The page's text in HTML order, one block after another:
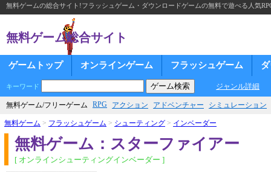
無料ゲームの総合サイト!フラッシュゲーム・ダウンロードゲームの無料で遊べる人気
無料ゲーム総合サイト
ゲームトップ オンラインゲーム フラッシュゲーム
キーワード ジャンル詳細
無料ゲーム/フリーゲーム RPG アクション アドベンチャー シミュレーション
無料ゲーム > フラッシュゲーム > シューティング > インベーダー
無料ゲーム：スターファイアー
[ オンラインシューティングインベーダー ]